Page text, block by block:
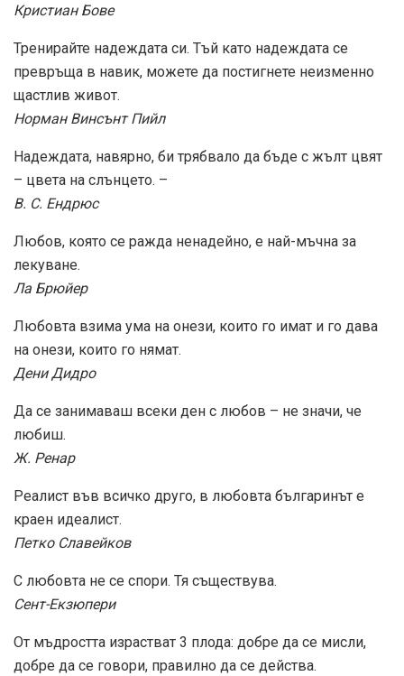
Кристиан Бове
Тренирайте надеждата си. Тъй като надеждата се
превръща в навик, можете да постигнете неизменно
щастлив живот.
Норман Винсънт Пийл
Надеждата, навярно, би трябвало да бъде с жълт цвят
– цвета на слънцето. –
В. С. Ендрюс
Любов, която се ражда ненадейно, е най-мъчна за
лекуване.
Ла Брюйер
Любовта взима ума на онези, които го имат и го дава
на онези, които го нямат.
Дени Дидро
Да се занимаваш всеки ден с любов – не значи, че
любиш.
Ж. Ренар
Реалист във всичко друго, в любовта българинът е
краен идеалист.
Петко Славейков
С любовта не се спори. Тя съществува.
Сент-Екзюпери
От мъдростта израстват 3 плода: добре да се мисли,
добре да се говори, правилно да се действа.